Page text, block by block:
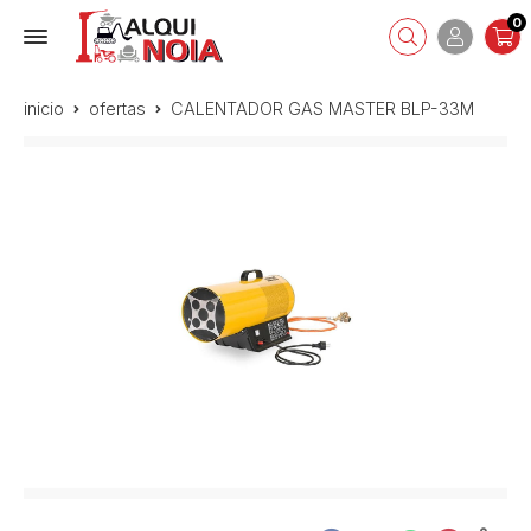
0
inicio ofertas CALENTADOR GAS MASTER BLP-33M